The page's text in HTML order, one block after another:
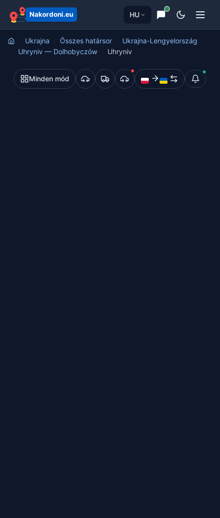
Nakordoni.eu HU
Ukrajna Összes határsor
Ukrajna-Lengyelország
Uhryniv — Dolhobyczów
Uhryniv
Minden mód